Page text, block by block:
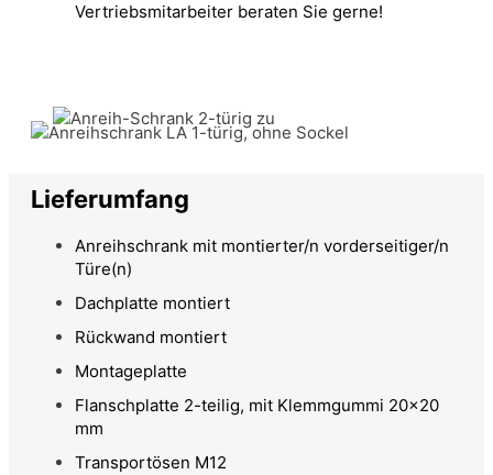
Vertriebsmitarbeiter beraten Sie gerne!
Lieferumfang
Anreihschrank mit montierter/n vorderseitiger/n
Türe(n)
Dachplatte montiert
Rückwand montiert
Montageplatte
Flanschplatte 2-teilig, mit Klemmgummi 20x20
mm
Transportösen M12